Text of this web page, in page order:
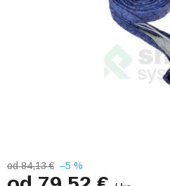
od 84,13 € –5 %